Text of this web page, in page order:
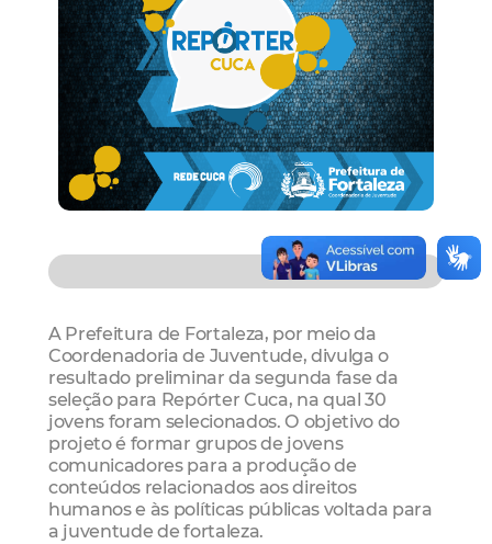
A Prefeitura de Fortaleza, por meio da
Coordenadoria de Juventude, divulga o
resultado preliminar da segunda fase da
seleção para Repórter Cuca, na qual 30
jovens foram selecionados. O objetivo do
projeto é formar grupos de jovens
comunicadores para a produção de
conteúdos relacionados aos direitos
humanos e às políticas públicas voltada para
a juventude de fortaleza.